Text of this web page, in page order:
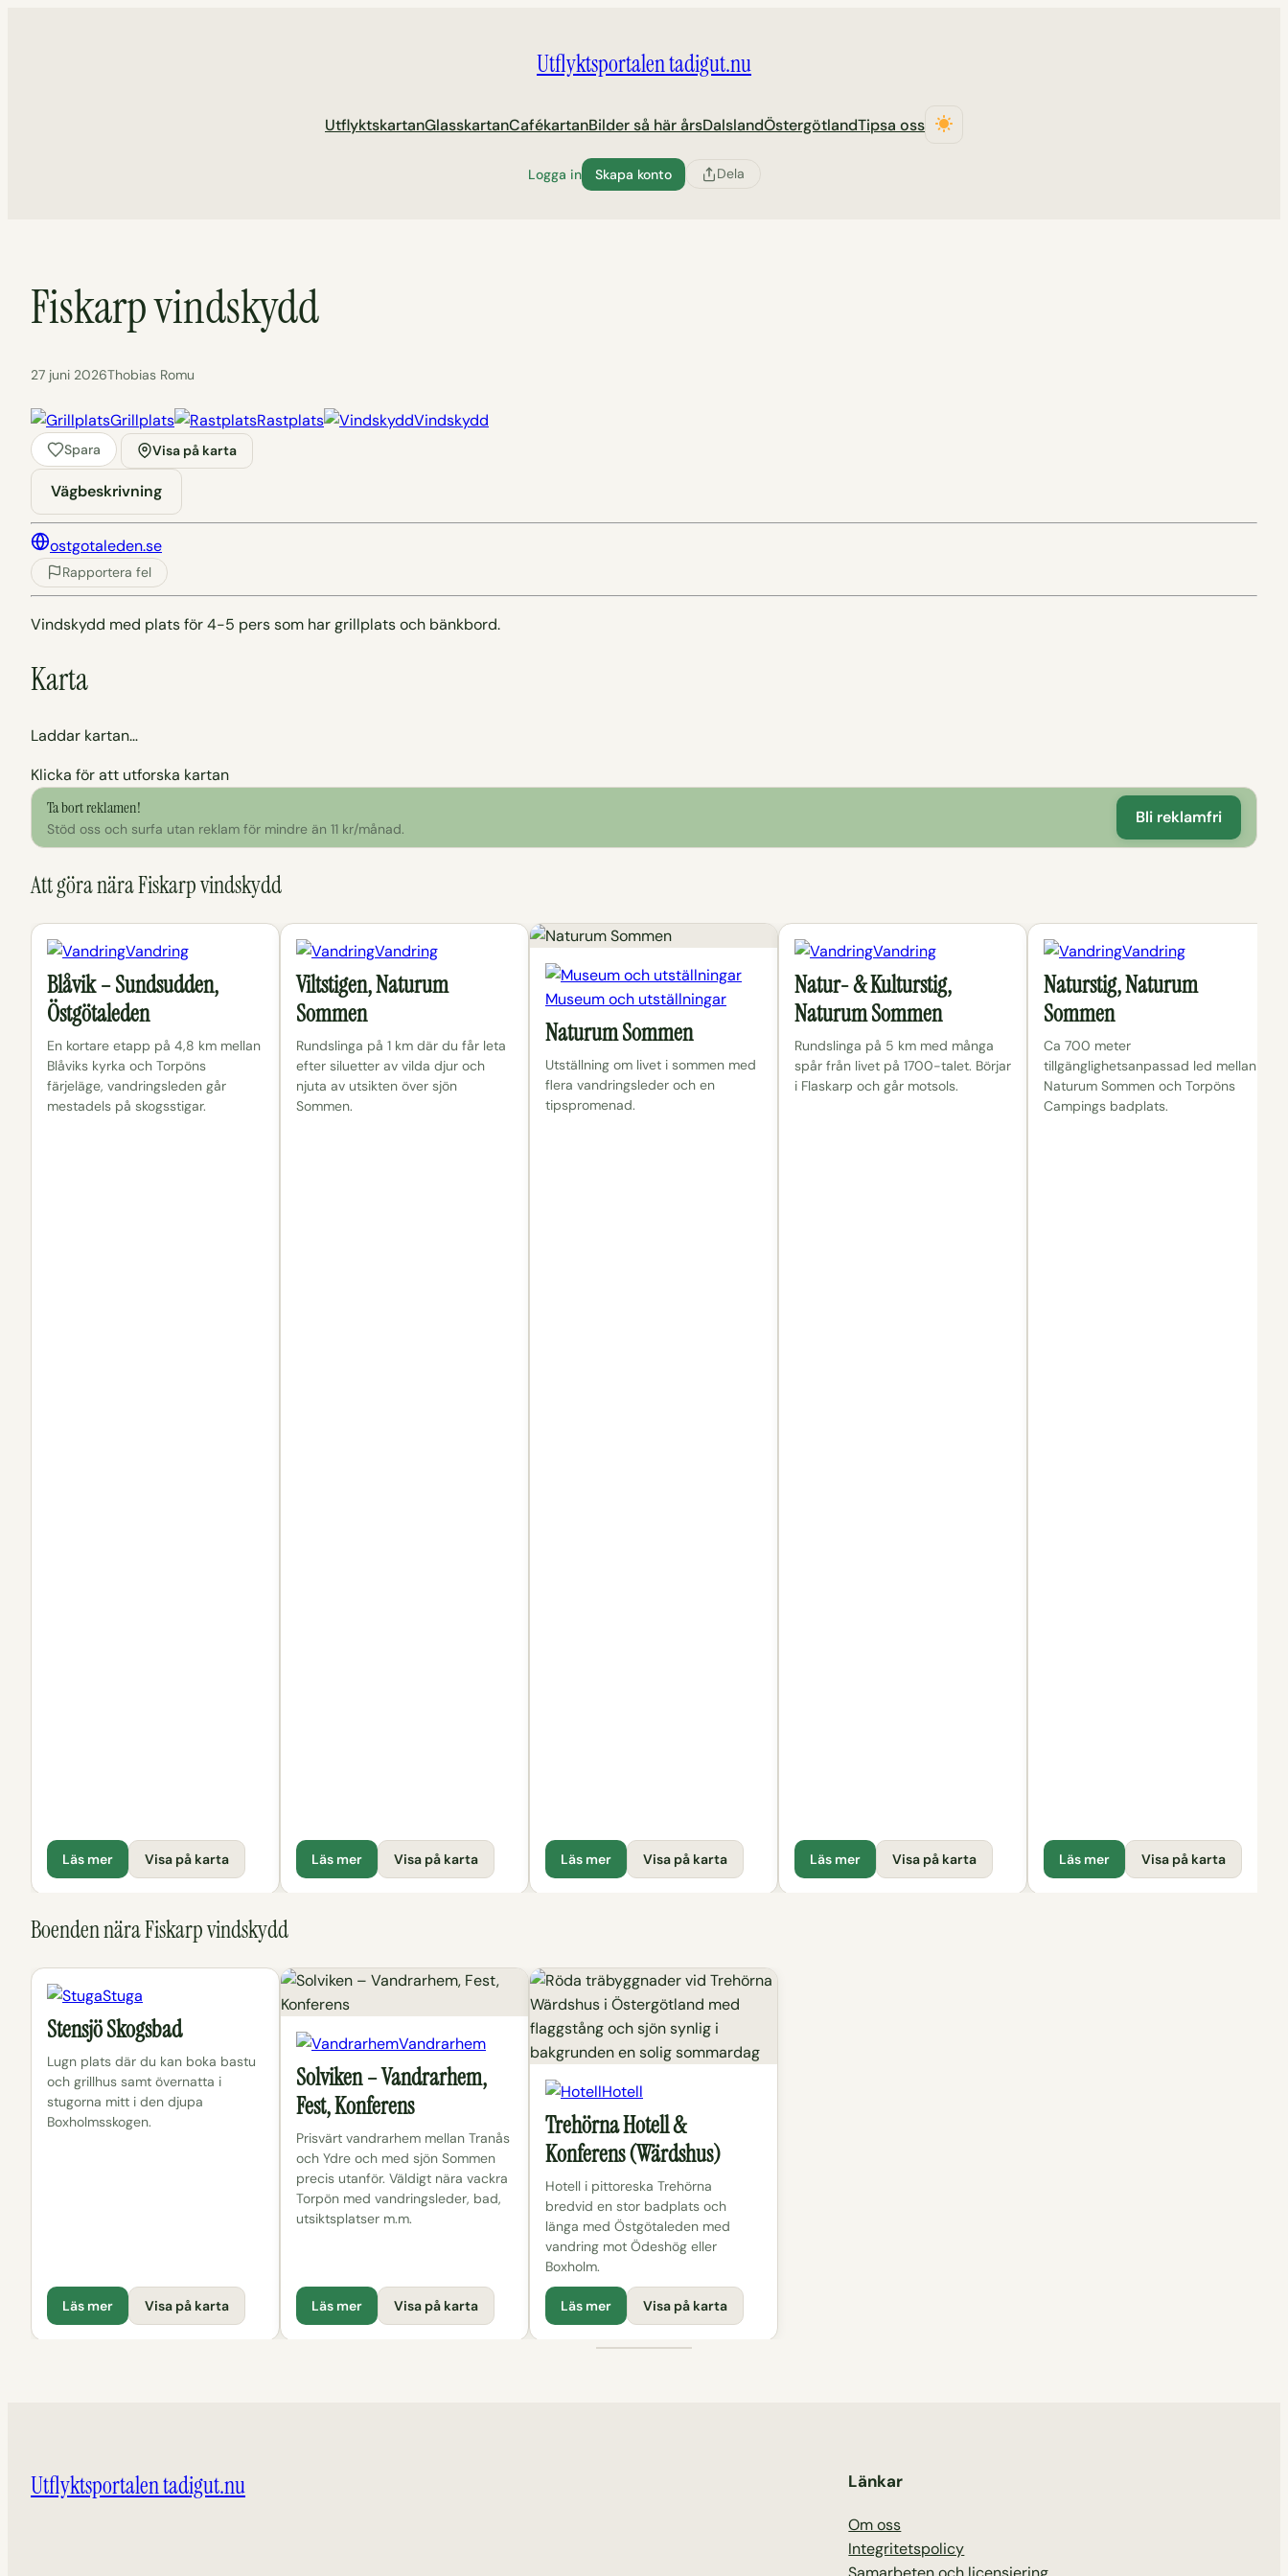
Utflyktsportalen tadigut.nu
UtflyktskartanGlasskartanCafékartanBilder så här årsDalslandÖstergötlandTipsa oss
Logga in Skapa konto Dela
Fiskarp vindskydd
27 juni 2026Thobias Romu
Grillplats Rastplats Vindskydd
Spara Visa på karta
Vägbeskrivning
ostgotaleden.se
Rapportera fel
Vindskydd med plats för 4-5 pers som har grillplats och bänkbord.
Karta
Laddar kartan…
Klicka för att utforska kartan
Ta bort reklamen!
Stöd oss och surfa utan reklam för mindre än 11 kr/månad.
Bli reklamfri
Att göra nära Fiskarp vindskydd
Vandring
Blåvik – Sundsudden,
Östgötaleden
En kortare etapp på 4,8 km mellan
Blåviks kyrka och Torpöns
färjeläge, vandringsleden går
mestadels på skogsstigar.
Läs mer Visa på karta
Vandring
Viltstigen, Naturum
Sommen
Rundslinga på 1 km där du får leta
efter siluetter av vilda djur och
njuta av utsikten över sjön
Sommen.
Läs mer Visa på karta
Museum och utställningar
Naturum Sommen
Utställning om livet i sommen med
flera vandringsleder och en
tipspromenad.
Läs mer Visa på karta
Vandring
Natur- & Kulturstig,
Naturum Sommen
Rundslinga på 5 km med många
spår från livet på 1700-talet. Börjar
i Flaskarp och går motsols.
Läs mer Visa på karta
Vandring
Naturstig, Naturum
Sommen
Ca 700 meter
tillgänglighetsanpassad led mellan
Naturum Sommen och Torpöns
Campings badplats.
Läs mer Visa på karta
Boenden nära Fiskarp vindskydd
Stuga
Stensjö Skogsbad
Lugn plats där du kan boka bastu
och grillhus samt övernatta i
stugorna mitt i den djupa
Boxholmsskogen.
Läs mer Visa på karta
Vandrarhem
Solviken – Vandrarhem,
Fest, Konferens
Prisvärt vandrarhem mellan Tranås
och Ydre och med sjön Sommen
precis utanför. Väldigt nära vackra
Torpön med vandringsleder, bad,
utsiktsplatser m.m.
Läs mer Visa på karta
Hotell
Trehörna Hotell &
Konferens (Wärdshus)
Hotell i pittoreska Trehörna
bredvid en stor badplats och
länga med Östgötaleden med
vandring mot Ödeshög eller
Boxholm.
Läs mer Visa på karta
Utflyktsportalen tadigut.nu Länkar
Om oss
Integritetspolicy